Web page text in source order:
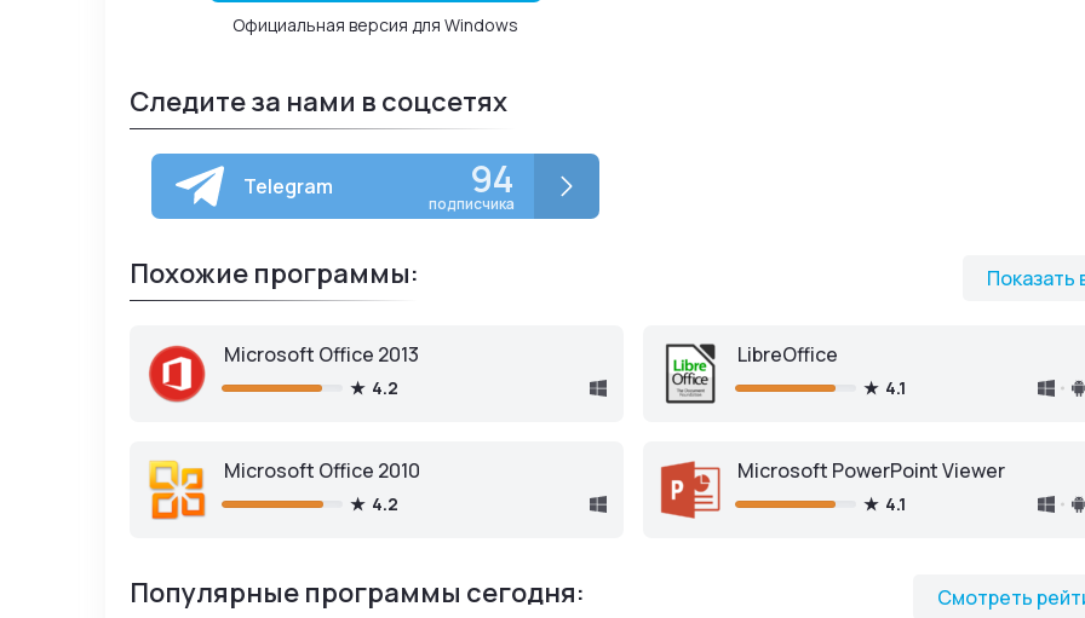
Официальная версия для Windows
Следите за нами в соцсетях
Telegram 94
подписчика
Похожие программы: Показать
Microsoft Office 2013
4.2
LibreOffice
4.1
Microsoft Office 2010
4.2
Microsoft PowerPoint Viewer
4.1
Популярные программы сегодня: Смотреть